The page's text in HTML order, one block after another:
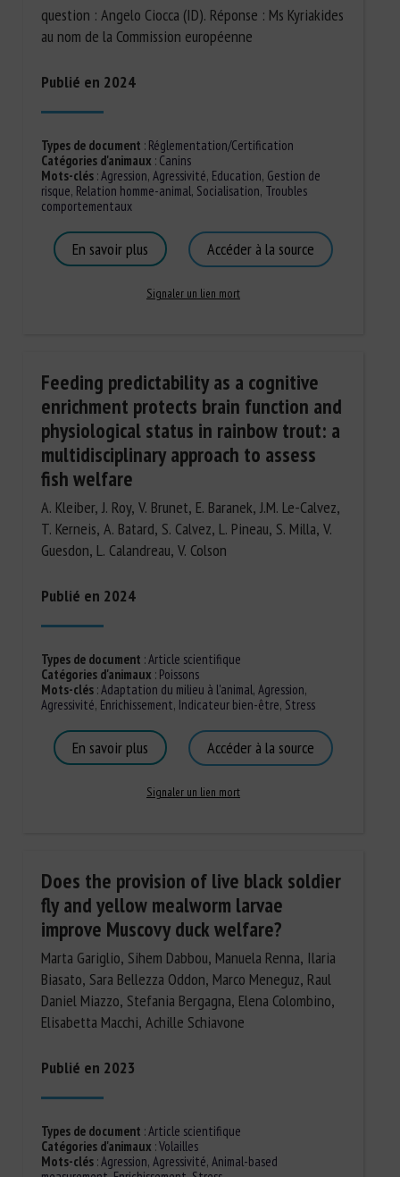
question : Angelo Ciocca (ID). Réponse : Ms Kyriakides
au nom de la Commission européenne
Publié en 2024
Types de document : Réglementation/Certification
Catégories d'animaux : Canins
Mots-clés:Agression, Agressivité, Education, Gestion de
risque, Relation homme-animal, Socialisation, Troubles
comportementaux
En savoir plus Accéder à la source
Signaler un lien mort
Feeding predictability as a cognitive
enrichment protects brain function and
physiological status in rainbow trout: a
multidisciplinary approach to assess
fish welfare
A. Kleiber, J. Roy, V. Brunet, E. Baranek, J.M. Le-Calvez,
T. Kerneis, A. Batard, S. Calvez, L. Pineau, S. Milla, V.
Guesdon, L. Calandreau, V. Colson
Publié en 2024
Types de document :Article scientifique
Catégories d'animaux : Poissons
Mots-clés:Adaptation du milieu à l'animal, Agression,
Agressivité, Enrichissement, Indicateur bien-être, Stress
En savoir plus Accéder à la source
Signaler un lien mort
Does the provision of live black soldier
fly and yellow mealworm larvae
improve Muscovy duck welfare?
Marta Gariglio, Sihem Dabbou, Manuela Renna, Ilaria
Biasato, Sara Bellezza Oddon, Marco Meneguz, Raul
Daniel Miazzo, Stefania Bergagna, Elena Colombino,
Elisabetta Macchi, Achille Schiavone
Publié en 2023
Types de document :Article scientifique
Catégories d'animaux :Volailles
Mots-clés:Agression, Agressivité, Animal-based